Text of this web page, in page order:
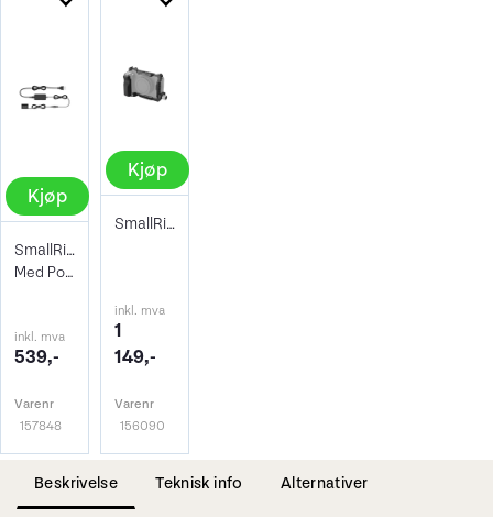
Kjøp
SmallRig 4269 Dummy Battery for NP-FZ100
Med Power adapter
inkl. mva
539,-
Varenr
157848
Kjøp
SmallRig 4257 Cage Kit For Sony ZV-E1
inkl. mva
1
149,-
Varenr
156090
Beskrivelse Teknisk info Alternativer